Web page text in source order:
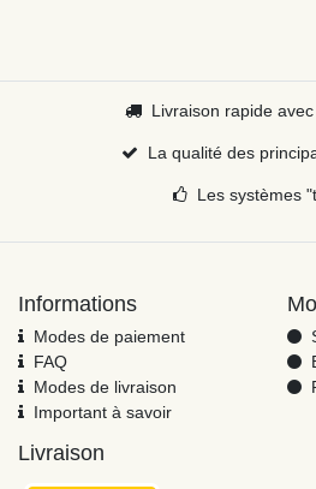
Livraison rapide
La qualité des
Les systèmes
Informations
Modes de paiement
FAQ
Modes de livraison
Important à savoir
Livraison